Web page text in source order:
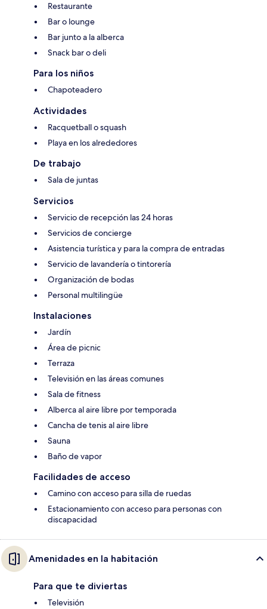
Restaurante
Bar o lounge
Bar junto a la alberca
Snack bar o deli
Para los niños
Chapoteadero
Actividades
Racquetball o squash
Playa en los alrededores
De trabajo
Sala de juntas
Servicios
Servicio de recepción las 24 horas
Servicios de concierge
Asistencia turística y para la compra de entradas
Servicio de lavandería o tintorería
Organización de bodas
Personal multilingüe
Instalaciones
Jardín
Área de picnic
Terraza
Televisión en las áreas comunes
Sala de fitness
Alberca al aire libre por temporada
Cancha de tenis al aire libre
Sauna
Baño de vapor
Facilidades de acceso
Camino con acceso para silla de ruedas
Estacionamiento con acceso para personas con
discapacidad
Amenidades en la habitación
Para que te diviertas
Televisión